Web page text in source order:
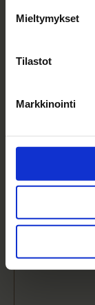
Mieltymykset
Tilastot
Markkinointi